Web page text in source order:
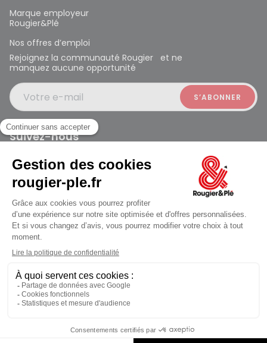
Marque employeur
Rougier&Plé
Nos offres d’emploi
Rejoignez la communauté Rougier et ne
manquez aucune opportunité
Votre e-mail
Suivez-nous
Rougier et Plé 2024 Copyright
Mentions légales
Conditions générales des ventes
Données personnelles
Paiement sécurisé